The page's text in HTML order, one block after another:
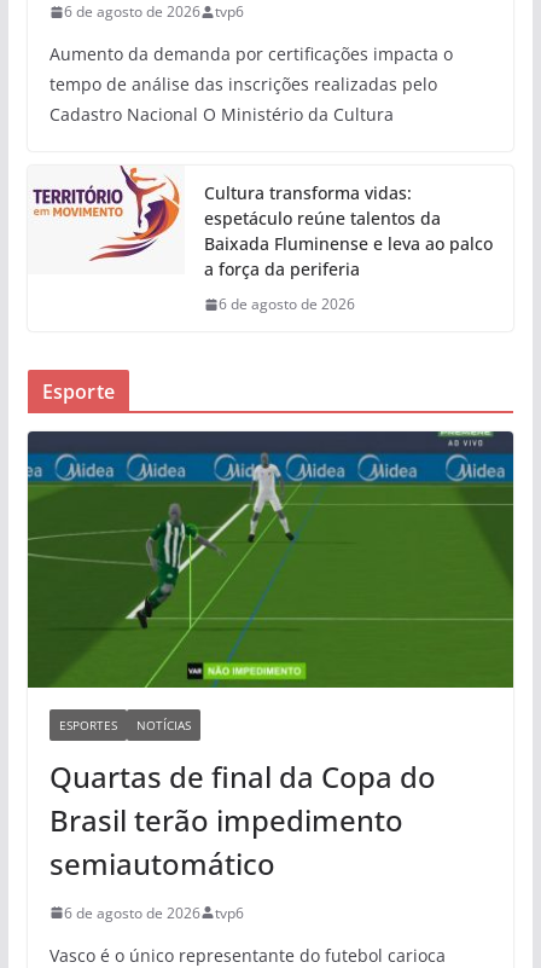
6 de agosto de 2026 tvp6
Aumento da demanda por certificações impacta o
tempo de análise das inscrições realizadas pelo
Cadastro Nacional O Ministério da Cultura
Cultura transforma vidas:
espetáculo reúne talentos da
Baixada Fluminense e leva ao palco
a força da periferia
6 de agosto de 2026
Esporte
ESPORTES NOTÍCIAS
Quartas de final da Copa do
Brasil terão impedimento
semiautomático
6 de agosto de 2026 tvp6
Vasco é o único representante do futebol carioca